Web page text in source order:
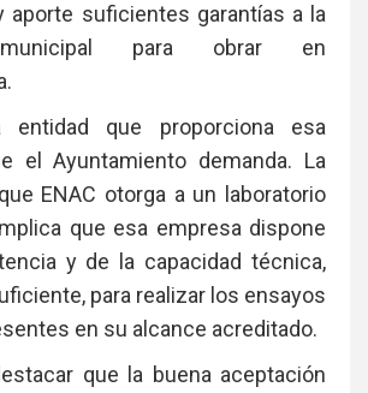
aporte suficientes garantías a la
para obrar en
entidad que proporciona esa
el Ayuntamiento demanda. La
ENAC otorga a un laboratorio
que esa empresa dispone
y de la capacidad técnica,
para realizar los ensayos
en su alcance acreditado.
que la buena aceptación